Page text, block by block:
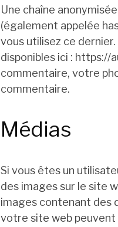
Une chaîne
(également appelée
vous utilisez ce
disponibles ici :
commentaire, votre
commentaire.
Médias
Si vous êtes un
des images sur le site
images contenant des
votre site web